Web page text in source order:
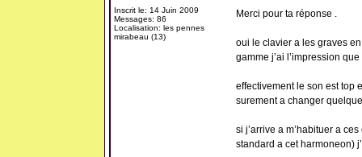
Inscrit le: 14 Juin 2009
Messages: 86
Localisation: les pennes
mirabeau (13)
Merci pour ta réponse .
oui le clavier a les graves
gamme j’ai l’impression
effectivement le son est top
surement a changer
si j’arrive a m’habituer a
standard a cet harmoneon)